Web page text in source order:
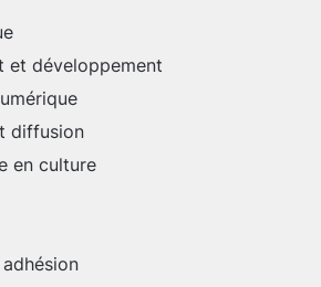
et développement
diffusion
en culture